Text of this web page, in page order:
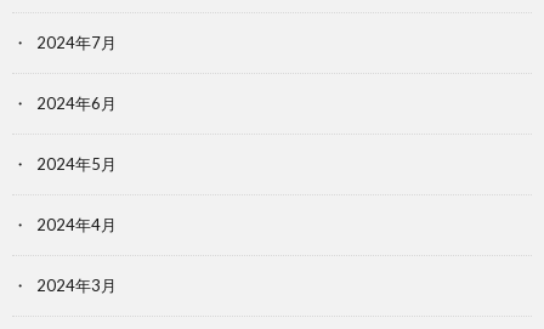
2024年7月
2024年6月
2024年5月
2024年4月
2024年3月